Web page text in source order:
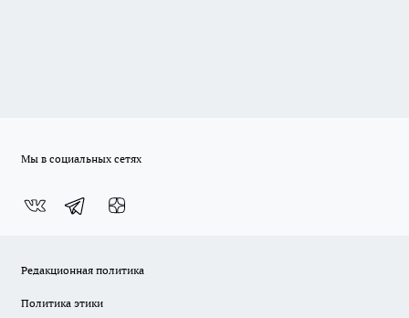
Мы в социальных сетях
Редакционная политика
Политика этики